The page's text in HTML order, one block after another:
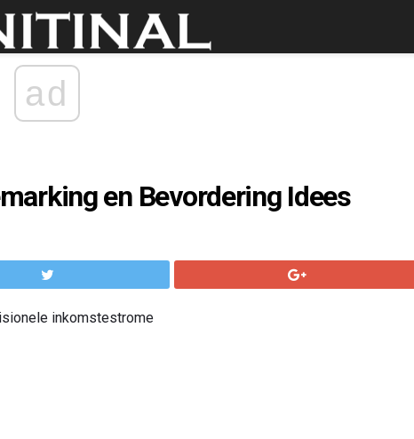
ad
en Bevordering Idees
inkomstestrome